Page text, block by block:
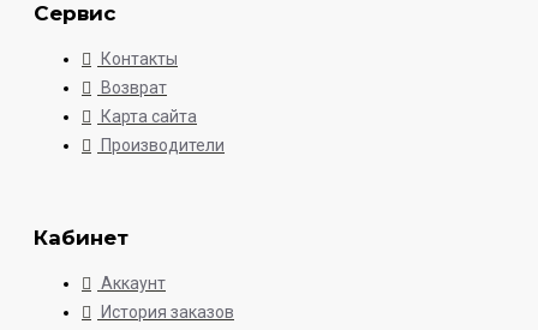
Сервис
Контакты
Возврат
Карта сайта
Производители
Кабинет
Аккаунт
История заказов